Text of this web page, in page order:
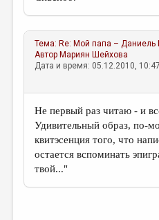
Тема: Re: Мой папа – Даниель
Автор Мариян Шейхова
Дата и время: 05.12.2010,
Не первый раз читаю - и
Удивительный образ, по-
квитэсенция того, что
остается вспоминать
твой..."